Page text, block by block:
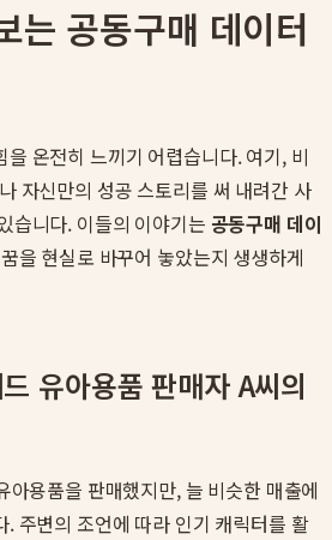
는 공동구매 데이터
온전히 느끼기 어렵습니다. 여기, 비
자신만의 성공 스토리를 써 내려간 사
습니다. 이들의 이야기는 공동구매 데이
을 현실로 바꾸어 놓았는지 생생하게
유아용품 판매자 A씨의
아용품을 판매했지만, 늘 비슷한 매출에
주변의 조언에 따라 인기 캐릭터를 활